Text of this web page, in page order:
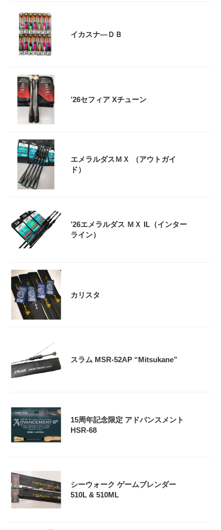
イカスナ―ＤＢ
’26セフィア Xチューン
エメラルダスＭＸ （アウトガイ
ド）
’26エメラルダス ＭＸ IL（インター
ライン）
カリスタ
スラム MSR-52AP “Mitsukane”
15周年記念限定 アドバンスメント
HSR-68
シーウォーク ゲームブレンダー
510L & 510ML